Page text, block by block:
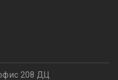
208 ДЦ